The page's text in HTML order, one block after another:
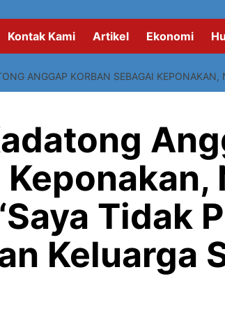
Kontak Kami Artikel Ekonomi
ANGGAP KORBAN SEBAGAI
Tidak
Keluarga